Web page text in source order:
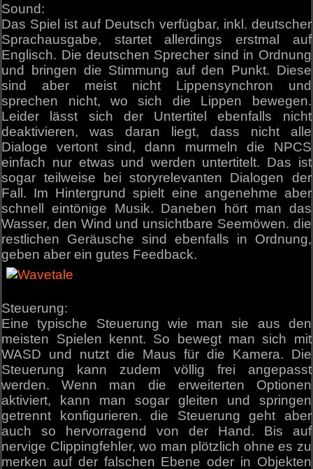
Sound:
Das Spiel ist auf Deutsch verfügbar, inkl. deutscher
Sprachausgabe, startet allerdings erstmal auf
Englisch. Die deutschen Sprecher sind in Ordnung
und bringen die Stimmung auf den Punkt. Diese
sind aber meist nicht Lippensynchron und
sprechen nicht, wo sich die Lippen bewegen.
Leider lässt sich der Untertitel ebenfalls nicht
deaktivieren, was daran liegt, dass nicht alle
Dialoge vertont sind, dann murmeln die NPCS
einfach nur etwas und werden untertitelt. Das ist
sogar teilweise bei storyrelevanten Dialogen der
Fall. Im Hintergrund spielt eine angenehme aber
schnell eintönige Musik. Daneben hört man das
Wasser, den Wind und unsichtbare Seemöwen. die
restlichen Geräusche sind ebenfalls in Ordnung,
geben aber ein gutes Feedback.
Steuerung:
Eine typische Steuerung wie man sie aus den
meisten Spielen kennt. So bewegt man sich mit
WASD und nutzt die Maus für die Kamera. Die
Steuerung kann zudem völlig frei angepasst
werden. Wenn man die erweiterten Optionen
aktiviert, kann man sogar gleiten und springen
getrennt konfigurieren. die Steuerung geht aber
auch so hervorragend von der Hand. Bis auf
nervige Clippingfehler, wo man plötzlich ohne es zu
merken auf der falschen Ebene oder in Objekten